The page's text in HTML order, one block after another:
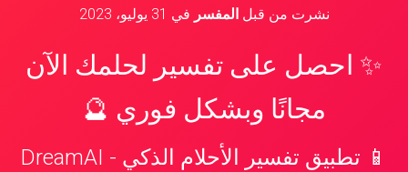
نشرت من قبلالمفسر في 31 يوليو، 2023
✨ احصل على تفسير لحلمك الآن
مجانًا وبشكل فوري 🔮
📱 تطبيق تفسير الأحلام الذكي - DreamAI